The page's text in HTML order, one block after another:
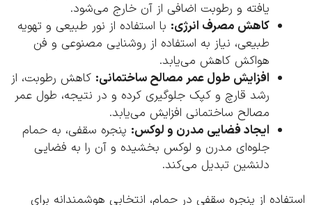
یافته و رطوبت اضافی از آن خارج می‌شود.
کاهش مصرف انرژی:با استفاده از نور طبیعی و تهویه
طبیعی، نیاز به استفاده از روشنایی مصنوعی و فن
هواکش کاهش می‌یابد.
افزایش طول عمر مصالح ساختمانی:کاهش رطوبت، از
رشد قارچ و کپک جلوگیری کرده و در نتیجه، طول عمر
مصالح ساختمانی افزایش می‌یابد.
ایجاد فضایی مدرن و لوکس:پنجره سقفی، به حمام
جلوه‌ای مدرن و لوکس بخشیده و آن را به فضایی
دلنشین تبدیل می‌کند.
از پنجره سقفی در حمام، انتخابی هوشمندانه برای